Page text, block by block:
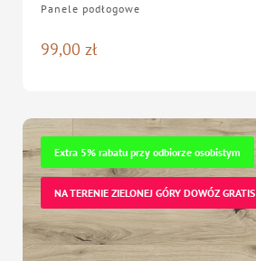
Panele podłogowe
zł
99,00
Extra 5% rabatu przy odbiorze osobistym
NA TERENIE ZIELONEJ GÓRY DOWÓZ GRATIS